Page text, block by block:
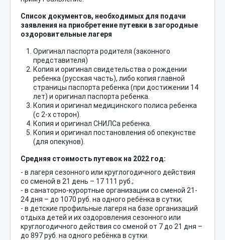
Список документов, необходимых для подачи
заявления на приобретение путевки в загородные
оздоровительные лагеря
Оригинал паспорта родителя (законного
представителя)
Копия и оригинал свидетельства о рождении
ребенка (русская часть), либо копия главной
страницы паспорта ребенка (при достижении 14
лет) и оригинал паспорта ребенка.
Копия и оригинал медицинского полиса ребенка
(с 2-х сторон).
Копия и оригинал СНИЛСа ребенка.
Копия и оригинал постановления об опекунстве
(для опекунов).
Средняя стоимость путевок на 2022 год:
- в лагеря сезонного или круглогодичного действия
со сменой в 21 день – 17 111 руб.;
- в санаторно-курортные организации со сменой 21-
24 дня – до 1070 руб. на одного ребёнка в сутки;
- в детские профильные лагеря на базе организаций
отдыха детей и их оздоровления сезонного или
круглогодичного действия со сменой от 7 до 21 дня –
до 897 руб. на одного ребёнка в сутки.